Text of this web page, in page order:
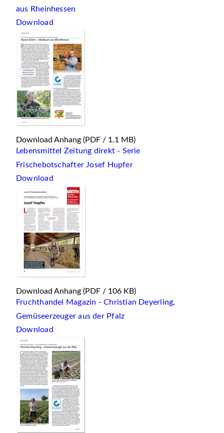
aus Rheinhessen
Download
Download Anhang (PDF / 1.1 MB)
Lebensmittel Zeitung direkt - Serie
Frischebotschafter Josef Hupfer
Download
Download Anhang (PDF / 106 KB)
Fruchthandel Magazin - Christian Deyerling,
Gemüseerzeuger aus der Pfalz
Download